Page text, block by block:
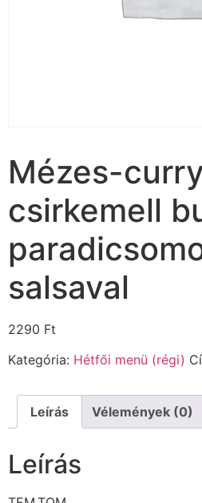
Mézes-
csirkemell
salsaval
2290 Ft
Kategória: Hétfői menü (régi)
Leírás Vélemények (0)
Leírás